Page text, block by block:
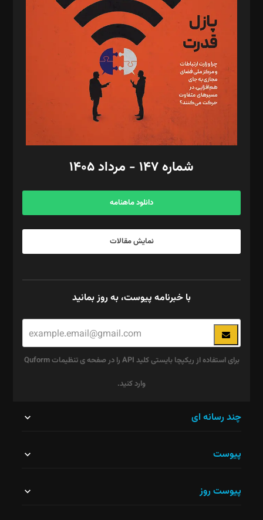
تحریریه‌: مجتبی محمود‌ی، آرش برهمند، یسنا امان‌پور، سروش کرمیان،
مصطفی مسجدی آرانی، ابوالفضل رجبی، زهرا فکرانه، فائزه فتحی
رستمی،مصطفی باستان
ویرایش: نگار استاد‌‌آقا
طراح یونیفرم: مجید توکلی
فیلمبرداری و عکاسی: امیر شفیعی، مانی لطفی زاده
گرافیک و صفحه‌آرایی: سید‌سبحان‌علی ثابت
مد‌یر توسعه تجاری: کامبیز برید‌
امور مالی: شاپور رهبری، محمد‌ کاظمی‌نیا
آگهی و مشترکین: ۰۹۱۹۹۹۹۰۴۵۴
شماره ۱۴۷ - مرداد ۱۴۰۵
دانلود ماهنامه
نمایش مقالات
با خبرنامه پیوست، به روز بمانید
برای استفاده از ریکپچا بایستی کلید API را در صفحه ی تنظیمات Quform
وارد کنید.
نباید
چند رسانه ای
پیوست
پیوست روز